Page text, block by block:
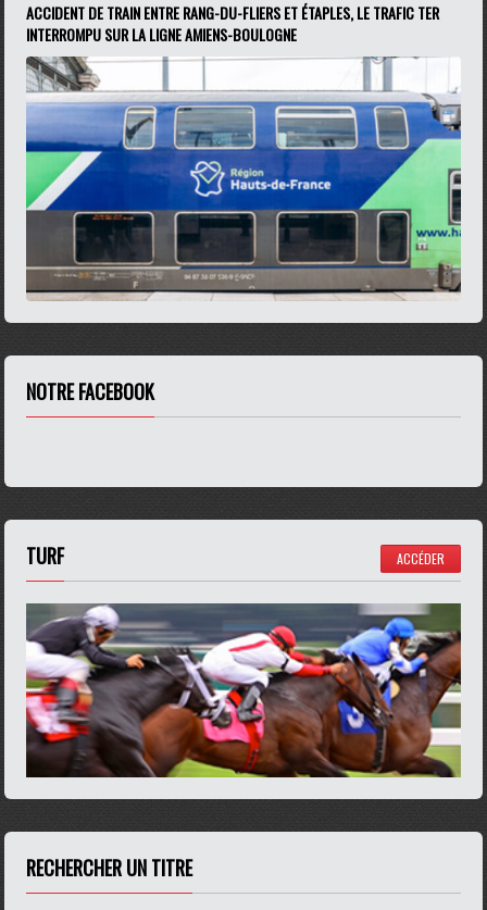
ACCIDENT DE TRAIN ENTRE RANG-DU-FLIERS ET ÉTAPLES, LE TRAFIC TER
INTERROMPU SUR LA LIGNE AMIENS-BOULOGNE
NOTRE FACEBOOK
TURF ACCÉDER
RECHERCHER UN TITRE